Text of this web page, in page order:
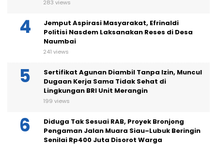
Orang dengan Tanda Tangan Palsu
Jemput Aspirasi Masyarakat, Efrinaldi
Politisi Nasdem Laksanakan Reses di Desa
Naumbai
Sertifikat Agunan Diambil Tanpa Izin, Muncul
Dugaan Kerja Sama Tidak Sehat di
Lingkungan BRI Unit Merangin
Diduga Tak Sesuai RAB, Proyek Bronjong